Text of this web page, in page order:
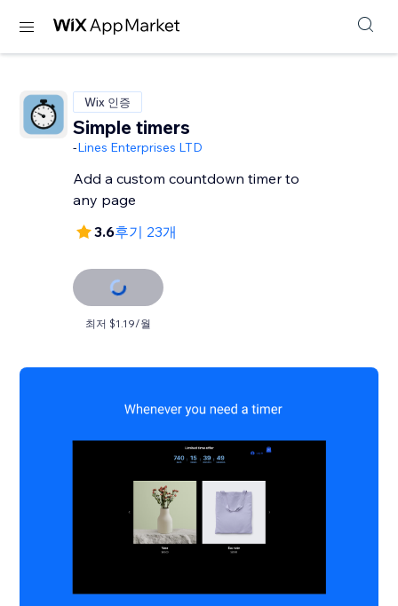
Wix 인증
Simple timers
-Lines Enterprises LTD
Add a custom countdown timer to
any page
3.6후기 23개
최저 $1.19/월